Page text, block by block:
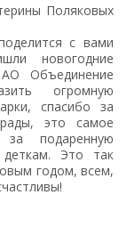
Поляковых
с вами
новогодние
Объединение
огромную
спасибо за
это самое
подаренную
Это так
годом, всем,